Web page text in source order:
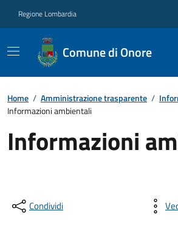
Regione Lombardia
Comune di Onore
Home / Amministrazione trasparente /
Informazioni ambientali
Informazioni
Condividi